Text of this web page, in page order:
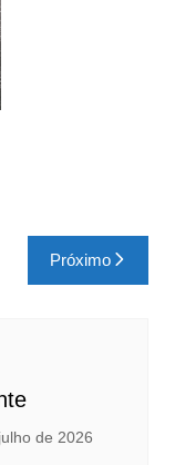
Próximo
de 2026